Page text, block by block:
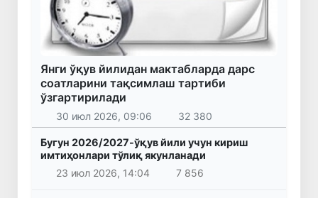
Янги ўқув йилидан мактабларда дарс
соатларини тақсимлаш тартиби
ўзгартирилади
30 июл 2026, 09:06 32 380
Бугун 2026/2027-ўқув йили учун кириш
имтиҳонлари тўлиқ якунланади
23 июл 2026, 14:04
7 856